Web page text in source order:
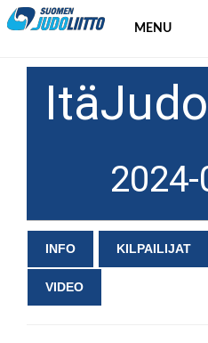
MENU
INFO KILPAILIJAT
VIDEO